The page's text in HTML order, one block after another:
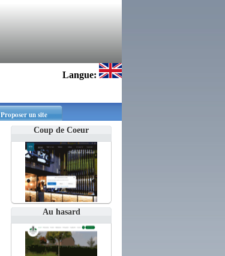
Langue:
Proposer un site
Coup de Coeur
Au hasard